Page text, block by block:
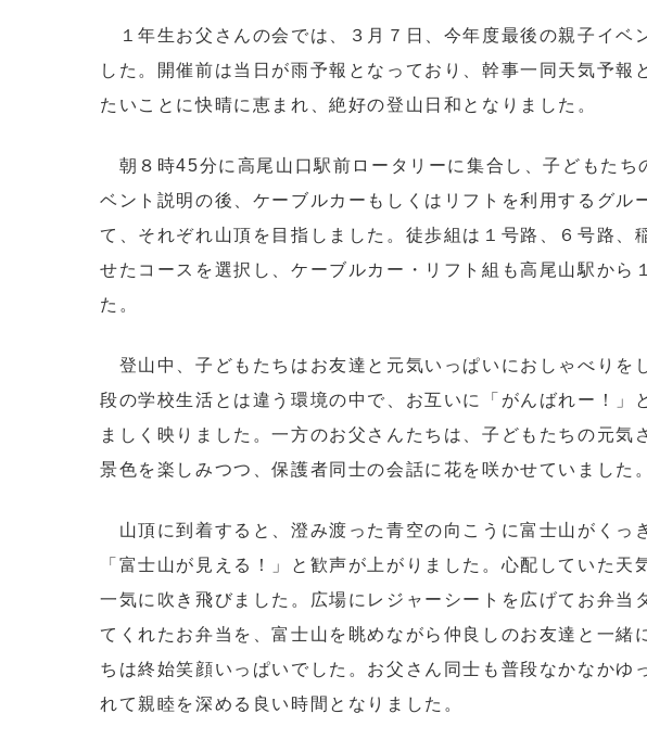
１年生お父さんの会では、３月７日、今年度最後の親子イベ
した。開催前は当日が雨予報となっており、幹事一同天気予
たいことに快晴に恵まれ、絶好の登山日和となりました。
朝８時45分に高尾山口駅前ロータリーに集合し、子どもたち
ベント説明の後、ケーブルカーもしくはリフトを利用するグル
て、それぞれ山頂を目指しました。徒歩組は１号路、６号路、
せたコースを選択し、ケーブルカー・リフト組も高尾山駅から
た。
登山中、子どもたちはお友達と元気いっぱいにおしゃべりを
段の学校生活とは違う環境の中で、お互いに「がんばれー！」
ましく映りました。一方のお父さんたちは、子どもたちの元
景色を楽しみつつ、保護者同士の会話に花を咲かせていました。
山頂に到着すると、澄み渡った青空の向こうに富士山がくっ
「富士山が見える！」と歓声が上がりました。心配していた
一気に吹き飛びました。広場にレジャーシートを広げてお弁当
てくれたお弁当を、富士山を眺めながら仲良しのお友達と一緒
ちは終始笑顔いっぱいでした。お父さん同士も普段なかなかゆ
れて親睦を深める良い時間となりました。